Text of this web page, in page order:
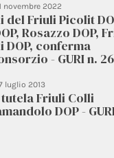
novembre 2022
Friuli Picolit
Rosazzo DOP,
conferma
- GURI n.
luglio 2013
Friuli Colli
DOP -